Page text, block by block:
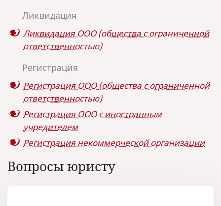
Ликвидация
Ликвидация ООО (общества с ограниченной
ответственностью)
Регистрация
Регистрация ООО (общества с ограниченной
ответственностью)
Регистрация ООО с иностранным
учредителем
Регистрация некоммерческой организации
Вопросы юристу